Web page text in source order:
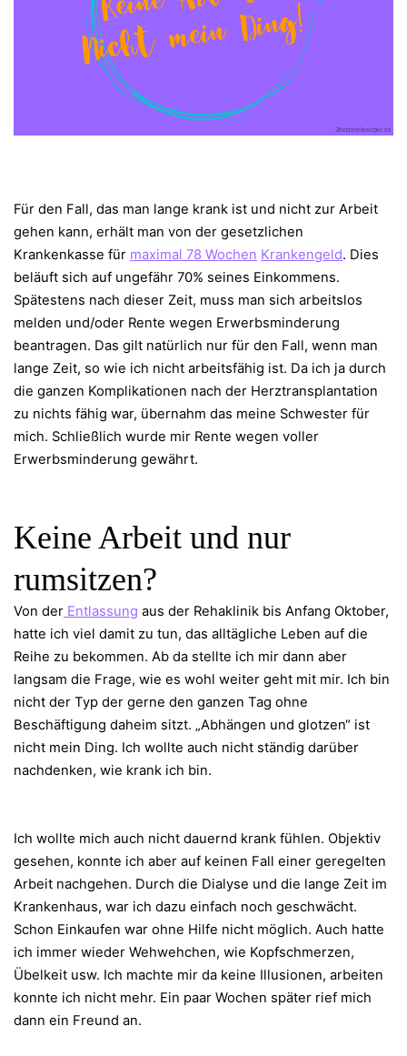
Für den Fall, das man lange krank ist und nicht zur Arbeit
gehen kann, erhält man von der gesetzlichen
Krankenkasse für maximal 78 Wochen Krankengeld. Dies
beläuft sich auf ungefähr 70% seines Einkommens.
Spätestens nach dieser Zeit, muss man sich arbeitslos
melden und/oder Rente wegen Erwerbsminderung
beantragen. Das gilt natürlich nur für den Fall, wenn man
lange Zeit, so wie ich nicht arbeitsfähig ist. Da ich ja durch
die ganzen Komplikationen nach der Herztransplantation
zu nichts fähig war, übernahm das meine Schwester für
mich. Schließlich wurde mir Rente wegen voller
Erwerbsminderung gewährt.
Keine Arbeit und nur
rumsitzen?
Von der Entlassung aus der Rehaklinik bis Anfang Oktober,
hatte ich viel damit zu tun, das alltägliche Leben auf die
Reihe zu bekommen. Ab da stellte ich mir dann aber
langsam die Frage, wie es wohl weiter geht mit mir. Ich bin
nicht der Typ der gerne den ganzen Tag ohne
Beschäftigung daheim sitzt. „Abhängen und glotzen“ ist
nicht mein Ding. Ich wollte auch nicht ständig darüber
nachdenken, wie krank ich bin.
Ich wollte mich auch nicht dauernd krank fühlen. Objektiv
gesehen, konnte ich aber auf keinen Fall einer geregelten
Arbeit nachgehen. Durch die Dialyse und die lange Zeit im
Krankenhaus, war ich dazu einfach noch geschwächt.
Schon Einkaufen war ohne Hilfe nicht möglich. Auch hatte
ich immer wieder Wehwehchen, wie Kopfschmerzen,
Übelkeit usw. Ich machte mir da keine Illusionen, arbeiten
konnte ich nicht mehr. Ein paar Wochen später rief mich
dann ein Freund an.